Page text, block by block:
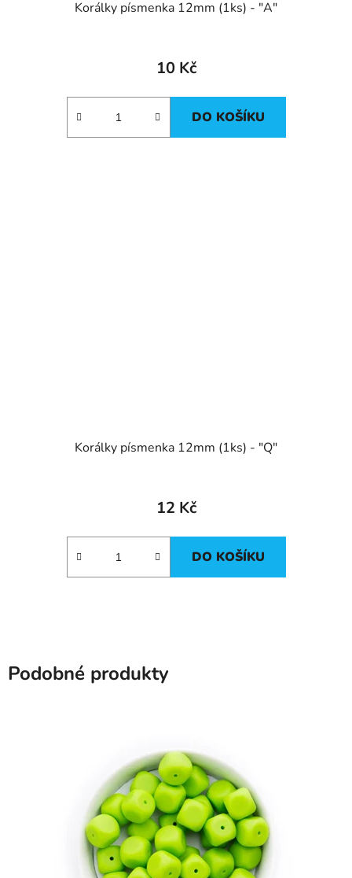
Korálky písmenka 12mm (1ks) - "A"
10 Kč
DO KOŠÍKU
Korálky písmenka 12mm (1ks) - "Q"
12 Kč
DO KOŠÍKU
Podobné produkty